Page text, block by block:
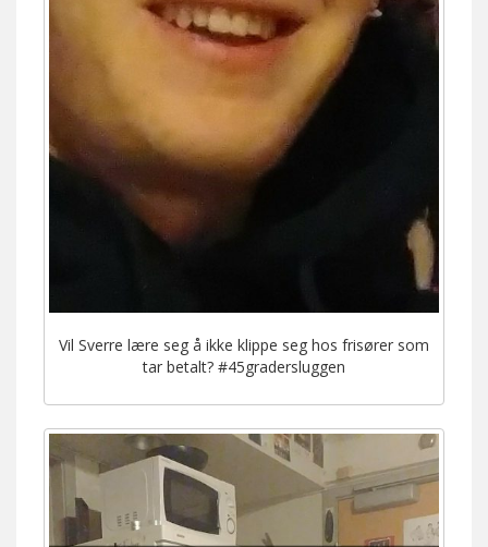
Vil Sverre lære seg å ikke klippe seg hos frisører som
tar betalt? #45gradersluggen